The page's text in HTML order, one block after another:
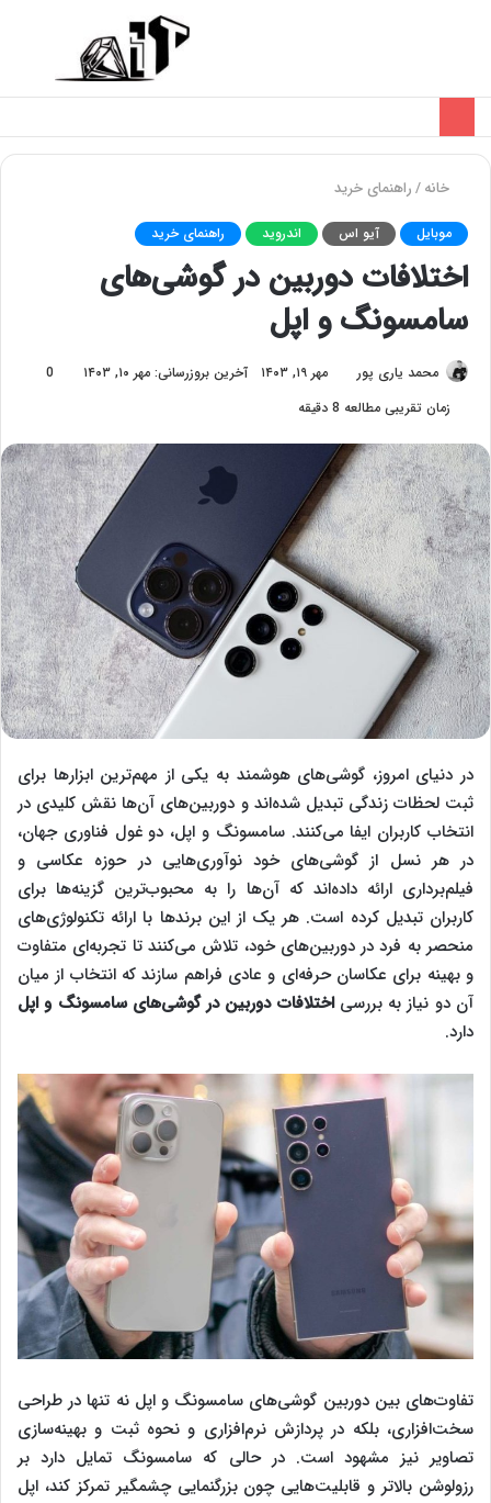
خانه/راهنمای خرید
موبایل آیو اس اندروید راهنمای خرید
اختلافات دوربین در گوشی‌‌های
سامسونگ و اپل
محمد یاری پور مهر ۱۹, ۱۴۰۳ آخرین بروزرسانی: مهر ۱۰, ۱۴۰۳
0
زمان تقریبی مطالعه 8 دقیقه
در دنیای امروز، گوشی‌های هوشمند به یکی از مهم‌ترین ابزارها برای
ثبت لحظات زندگی تبدیل شده‌اند و دوربین‌های آن‌ها نقش کلیدی در
انتخاب کاربران ایفا می‌کنند. سامسونگ و اپل، دو غول فناوری جهان،
در هر نسل از گوشی‌های خود نوآوری‌هایی در حوزه عکاسی و
فیلم‌برداری ارائه داده‌اند که آن‌ها را به محبوب‌ترین گزینه‌ها برای
کاربران تبدیل کرده است. هر یک از این برندها با ارائه تکنولوژی‌های
منحصر به فرد در دوربین‌های خود، تلاش می‌کنند تا تجربه‌ای متفاوت
و بهینه برای عکاسان حرفه‌ای و عادی فراهم سازند که انتخاب از میان
آن دو نیاز به بررسیاختلافات دوربین در گوشی‌‌های سامسونگ و اپل
دارد.
تفاوت‌های بین دوربین گوشی‌های سامسونگ و اپل نه تنها در طراحی
سخت‌افزاری، بلکه در پردازش نرم‌افزاری و نحوه ثبت و بهینه‌سازی
تصاویر نیز مشهود است. در حالی که سامسونگ تمایل دارد بر
رزولوشن بالاتر و قابلیت‌هایی چون بزرگنمایی چشمگیر تمرکز کند، اپل